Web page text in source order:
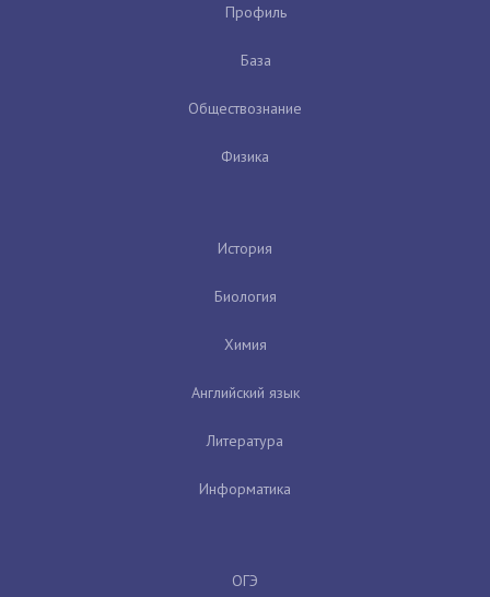
Профиль
База
Обществознание
Физика
История
Биология
Химия
Английский язык
Литература
Информатика
ОГЭ